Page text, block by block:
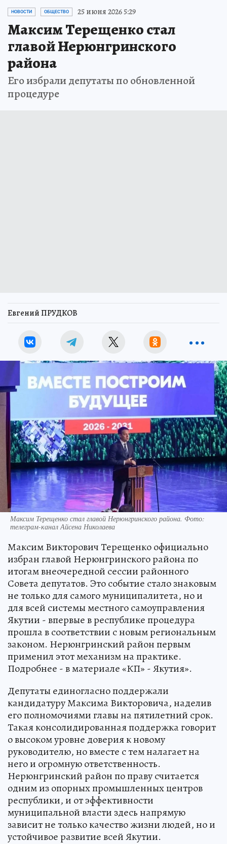
НОВОСТИ ОБЩЕСТВО 25 июня 2026 5:29
Максим Терещенко стал
главой Нерюнгринского
района
Его избрали депутаты по обновленной
процедуре
Евгений ПРУДКОВ
Максим Терещенко стал главой Нерюнгринского района. Фото:
телеграм-канал Айсена Николаева
Максим Викторович Терещенко официально
избран главой Нерюнгринского района по
итогам внеочередной сессии районного
Совета депутатов. Это событие стало знаковым
не только для самого муниципалитета, но и
для всей системы местного самоуправления
Якутии - впервые в республике процедура
прошла в соответствии с новым региональным
законом. Нерюнгринский район первым
применил этот механизм на практике.
Подробнее - в материале «КП» - Якутия».
Депутаты единогласно поддержали
кандидатуру Максима Викторовича, наделив
его полномочиями главы на пятилетний срок.
Такая консолидированная поддержка говорит
о высоком уровне доверия к новому
руководителю, но вместе с тем налагает на
него и огромную ответственность.
Нерюнгринский район по праву считается
одним из опорных промышленных центров
республики, и от эффективности
муниципальной власти здесь напрямую
зависит не только качество жизни людей, но и
устойчивое развитие всей Якутии.